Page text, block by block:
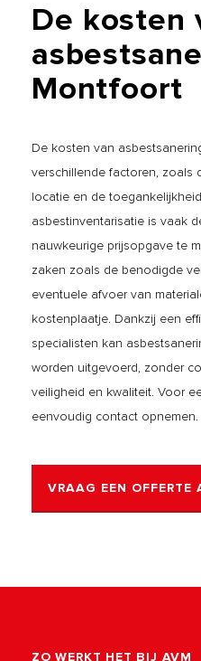
De kosten
Montfoort
De kosten van
verschillende factoren, zoals
locatie en de
asbestinventarisatie is vaak
nauwkeurige prijsopgave te
zaken zoals de benodigde
eventuele afvoer van
kostenplaatje. Dankzij een
specialisten kan
worden uitgevoerd, zonder
veiligheid en kwaliteit. Voor
eenvoudig contact opnemen.
VRAAG EEN OFFERTE
ZO WERKT HET BIJ AVM